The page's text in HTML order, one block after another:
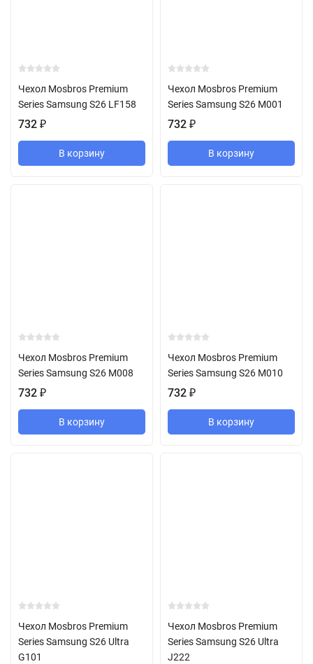
Чехол Mosbros Premium
Series Samsung S26 LF158
732 ₽
В корзину
Чехол Mosbros Premium
Series Samsung S26 M001
732 ₽
В корзину
Чехол Mosbros Premium
Series Samsung S26 M008
732 ₽
В корзину
Чехол Mosbros Premium
Series Samsung S26 M010
732 ₽
В корзину
Чехол Mosbros Premium
Series Samsung S26 Ultra
G101
Чехол Mosbros Premium
Series Samsung S26 Ultra
J222